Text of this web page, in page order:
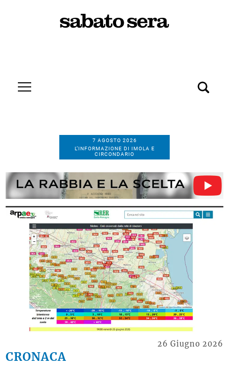
7 AGOSTO 2026
L’INFORMAZIONE DI IMOLA E
CIRCONDARIO
CRONACA
26 Giugno 2026